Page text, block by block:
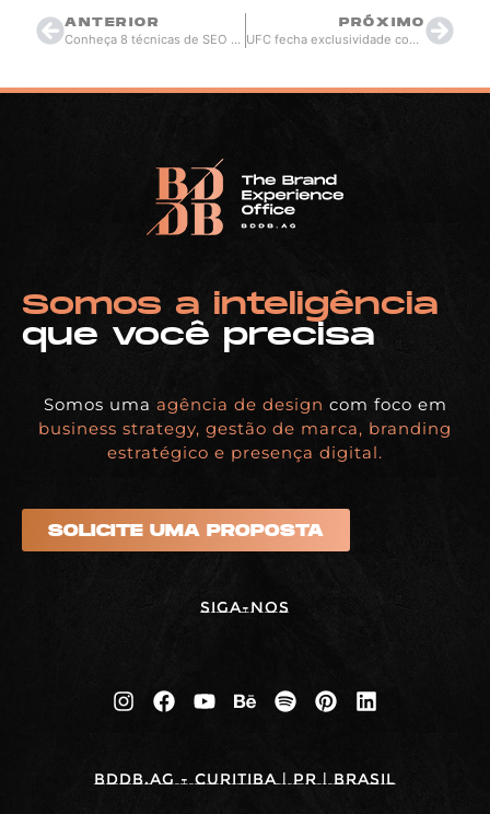
ANTERIOR
Conheça 8 técnicas de SEO para ranquear seu site na primeira página do Google
PRÓXIMO
UFC fecha exclusividade com marca de material esportivo e lutadores agora terão uniformes
Somos a inteligência
que você precisa
Somos uma agência de design com foco em
business strategy, gestão de marca, branding
estratégico e presença digital.
SOLICITE UMA PROPOSTA
Siga-nos
BDDB.ag - Curitiba | PR | BRASIL